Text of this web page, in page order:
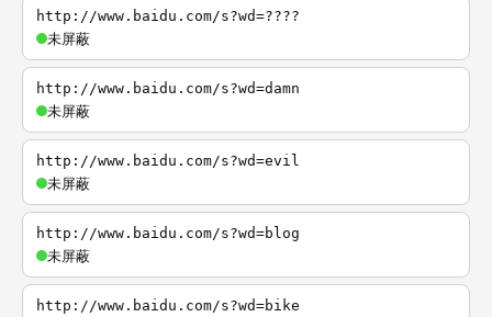
http://www.baidu.com/s?wd=????
未屏蔽
http://www.baidu.com/s?wd=damn
未屏蔽
http://www.baidu.com/s?wd=evil
未屏蔽
http://www.baidu.com/s?wd=blog
未屏蔽
http://www.baidu.com/s?wd=bike